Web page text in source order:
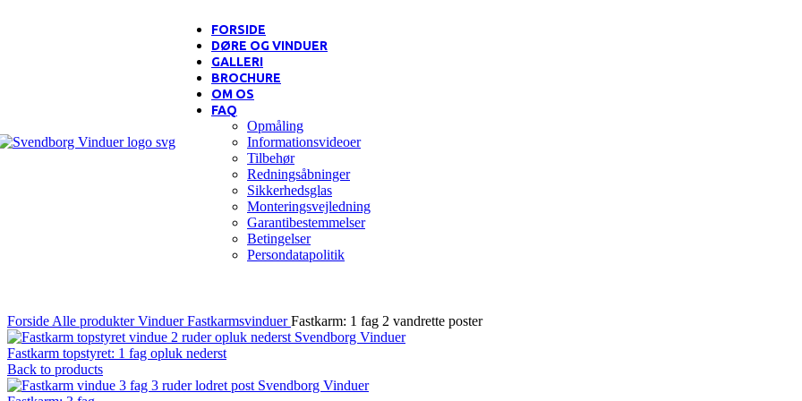
FORSIDE
DØRE OG VINDUER
GALLERI
BROCHURE
OM OS
FAQ
Opmåling
Informationsvideoer
Tilbehør
Redningsåbninger
Sikkerhedsglas
Monteringsvejledning
Garantibestemmelser
Betingelser
Persondatapolitik
Forside Alle produkterVinduerFastkarmsvinduerFastkarm: 1 fag 2 vandrette poster
Fastkarm topstyret: 1 fag opluk nederst
Back to products